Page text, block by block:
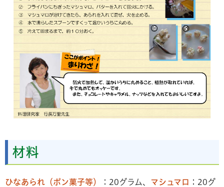
材料
ひなあられ（ポン菓子等） ：20グラム、 マシュマロ ：20グ